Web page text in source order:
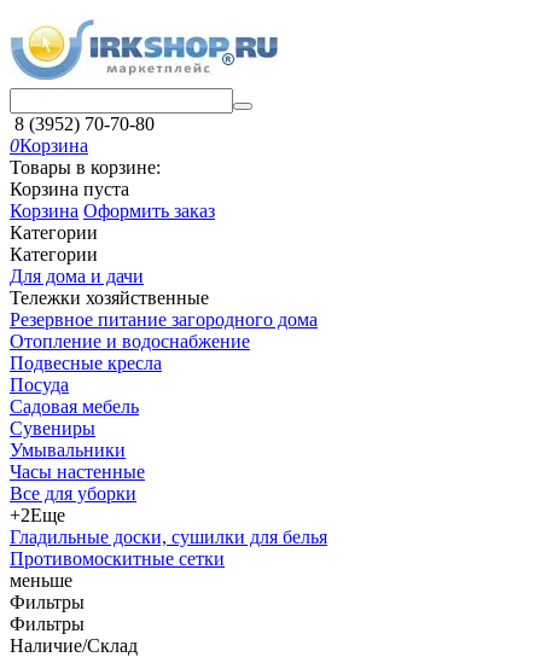
8 (3952) 70-70-80
0Корзина
Товары в корзине:
Корзина пуста
Корзина Оформить заказ
Категории
Категории
Для дома и дачи
Тележки хозяйственные
Резервное питание загородного дома
Отопление и водоснабжение
Подвесные кресла
Посуда
Садовая мебель
Сувениры
Умывальники
Часы настенные
Все для уборки
+2Еще
Гладильные доски, сушилки для белья
Противомоскитные сетки
меньше
Фильтры
Фильтры
Наличие/Склад